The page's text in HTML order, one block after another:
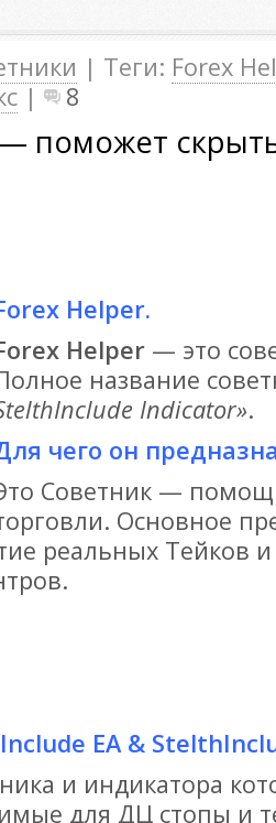
| Теги: Forex
| 8
поможет
Helper.
Helper — это
название
Indicator».
чего он
Советник —
Основное
реальных Тейков
EA &
и индикатора
для ДЦ стопы и